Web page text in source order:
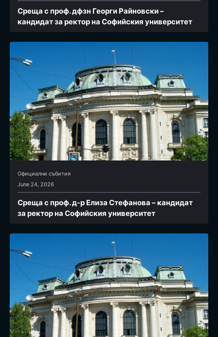
Среща с проф. дфзн Георги Райновски –
кандидат за ректор на Софийския университет
Официални събития
June 24, 2026
Среща с проф. д-р Елиза Стефанова – кандидат
за ректор на Софийския университет